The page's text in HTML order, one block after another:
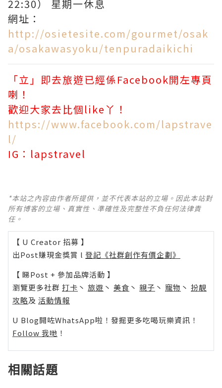
22:30） 星期一休息
網址：
http://osietesite.com/gourmet/osak
a/osakawasyoku/tenpuradaikichi
「立」即去旅遊已經係Facebook開左專頁
喇！
歡迎大家去比個like丫！
https://www.facebook.com/lapstrave
l/
IG：lapstravel
*本站之內容由作者所提供，並不代表本站的立場。因此本站對
所有博客的立場、真實性、準確性及完整性不負任何法律責
任。
【 U Creator 招募 】
出Post賺現金獎賞 l 登記《社群創作有價企劃》
【 睇Post + 參加品牌活動 】
瀏覽更多社群 打卡 丶 旅遊 丶 美食 丶 親子 丶 寵物 丶 扮靚
攻略及 活動情報
U Blog開咗WhatsApp啦！發掘更多吃喝玩樂資訊！
Follow 我哋 ！
相關話題